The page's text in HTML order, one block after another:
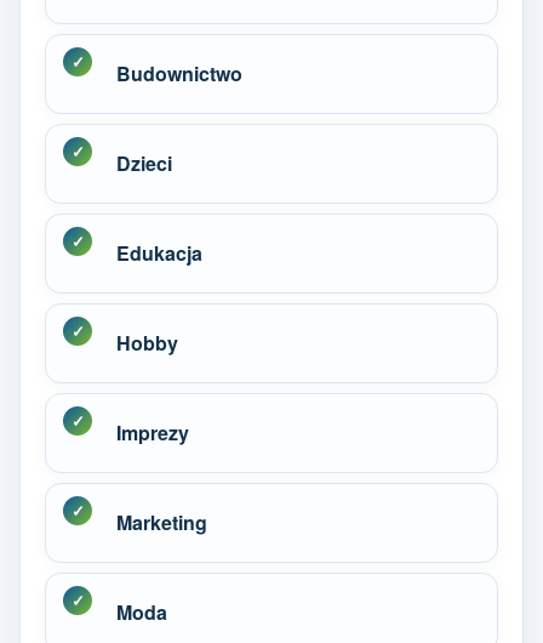
Budownictwo
Dzieci
Edukacja
Hobby
Imprezy
Marketing
Moda